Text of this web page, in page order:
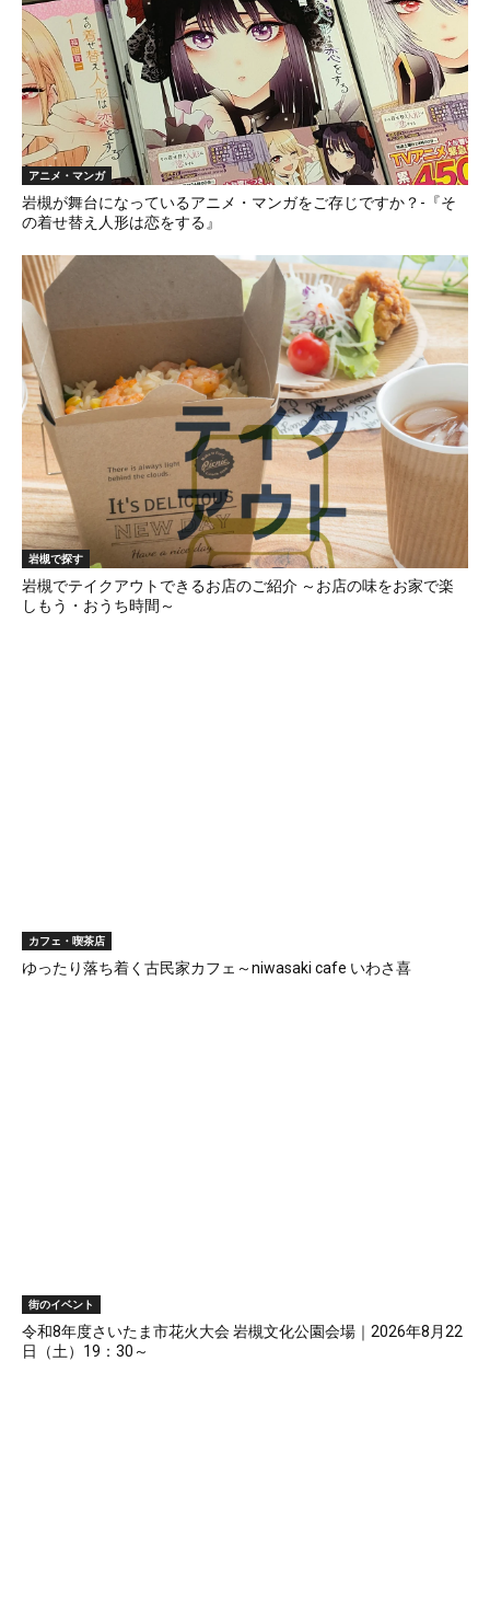
アニメ・マンガ
岩槻が舞台になっているアニメ・マンガをご存じですか？-『そ
の着せ替え人形は恋をする』
岩槻で探す
岩槻でテイクアウトできるお店のご紹介 ～お店の味をお家で楽
しもう・おうち時間～
カフェ・喫茶店
ゆったり落ち着く古民家カフェ～niwasaki cafe いわさ喜
街のイベント
令和8年度さいたま市花火大会 岩槻文化公園会場｜2026年8月22
日（土）19：30～